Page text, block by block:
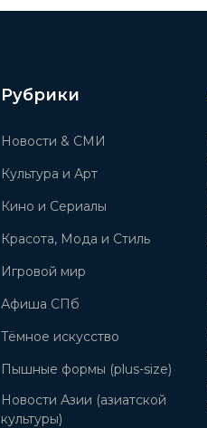
Рубрики
Новости & СМИ
Культура и Арт
Кино и Сериалы
Красота, Мода и Стиль
Игровой мир
Афиша СПб
Тёмное искусство
Пышные формы (plus-size)
Новости Азии (азиатской
культуры)